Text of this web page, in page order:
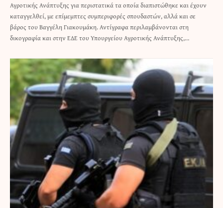
Αγροτικής Ανάπτυξης για περιστατικά τα οποία διαπιστώθηκε και έχουν
καταγγελθεί, με επίμεμπτες συμπεριφορές σπουδαστών, αλλά και σε
βάρος του Βαγγέλη Γιακουμάκη. Αντίγραφα περιλαμβάνονται στη
δικογραφία και στην ΕΔΕ του Υπουργείου Αγροτικής Ανάπτυξης,…